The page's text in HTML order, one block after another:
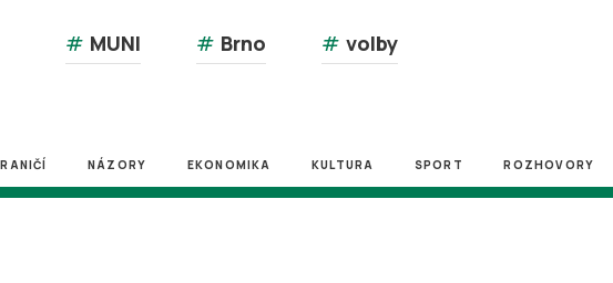
# MUNI # Brno # volby
NÁZORY EKONOMIKA KULTURA SPORT ROZHOVORY